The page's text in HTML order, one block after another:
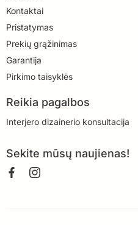
Kontaktai
Pristatymas
Prekių grąžinimas
Garantija
Pirkimo taisyklės
Reikia pagalbos
Interjero dizainerio konsultacija
Sekite mūsų naujienas!